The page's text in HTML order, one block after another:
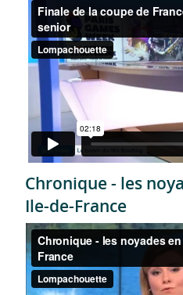
Chronique - les
Ile-de-France